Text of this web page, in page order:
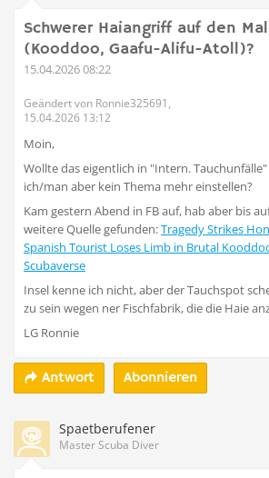
Schwerer Haiangriff auf den
(Kooddoo, Gaafu-Alifu-Atoll)?
15.04.2026 08:22
Geändert von Ronnie325691,
15.04.2026 13:12
Moin,
Wollte das eigentlich in "Intern.
ich/man aber kein Thema mehr einstellen?
Kam gestern Abend in FB auf, hab aber bis
weitere Quelle gefunden:Tragedy Strikes
Spanish Tourist Loses Limb in Brutal
Scubaverse
Insel kenne ich nicht, aber der Tauchspot
zu sein wegen ner Fischfabrik, die die Haie
LG Ronnie
Antwort Abonnieren
Spaetberufener
Master Scuba Diver